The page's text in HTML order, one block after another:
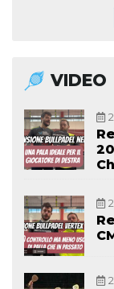
VIDEO